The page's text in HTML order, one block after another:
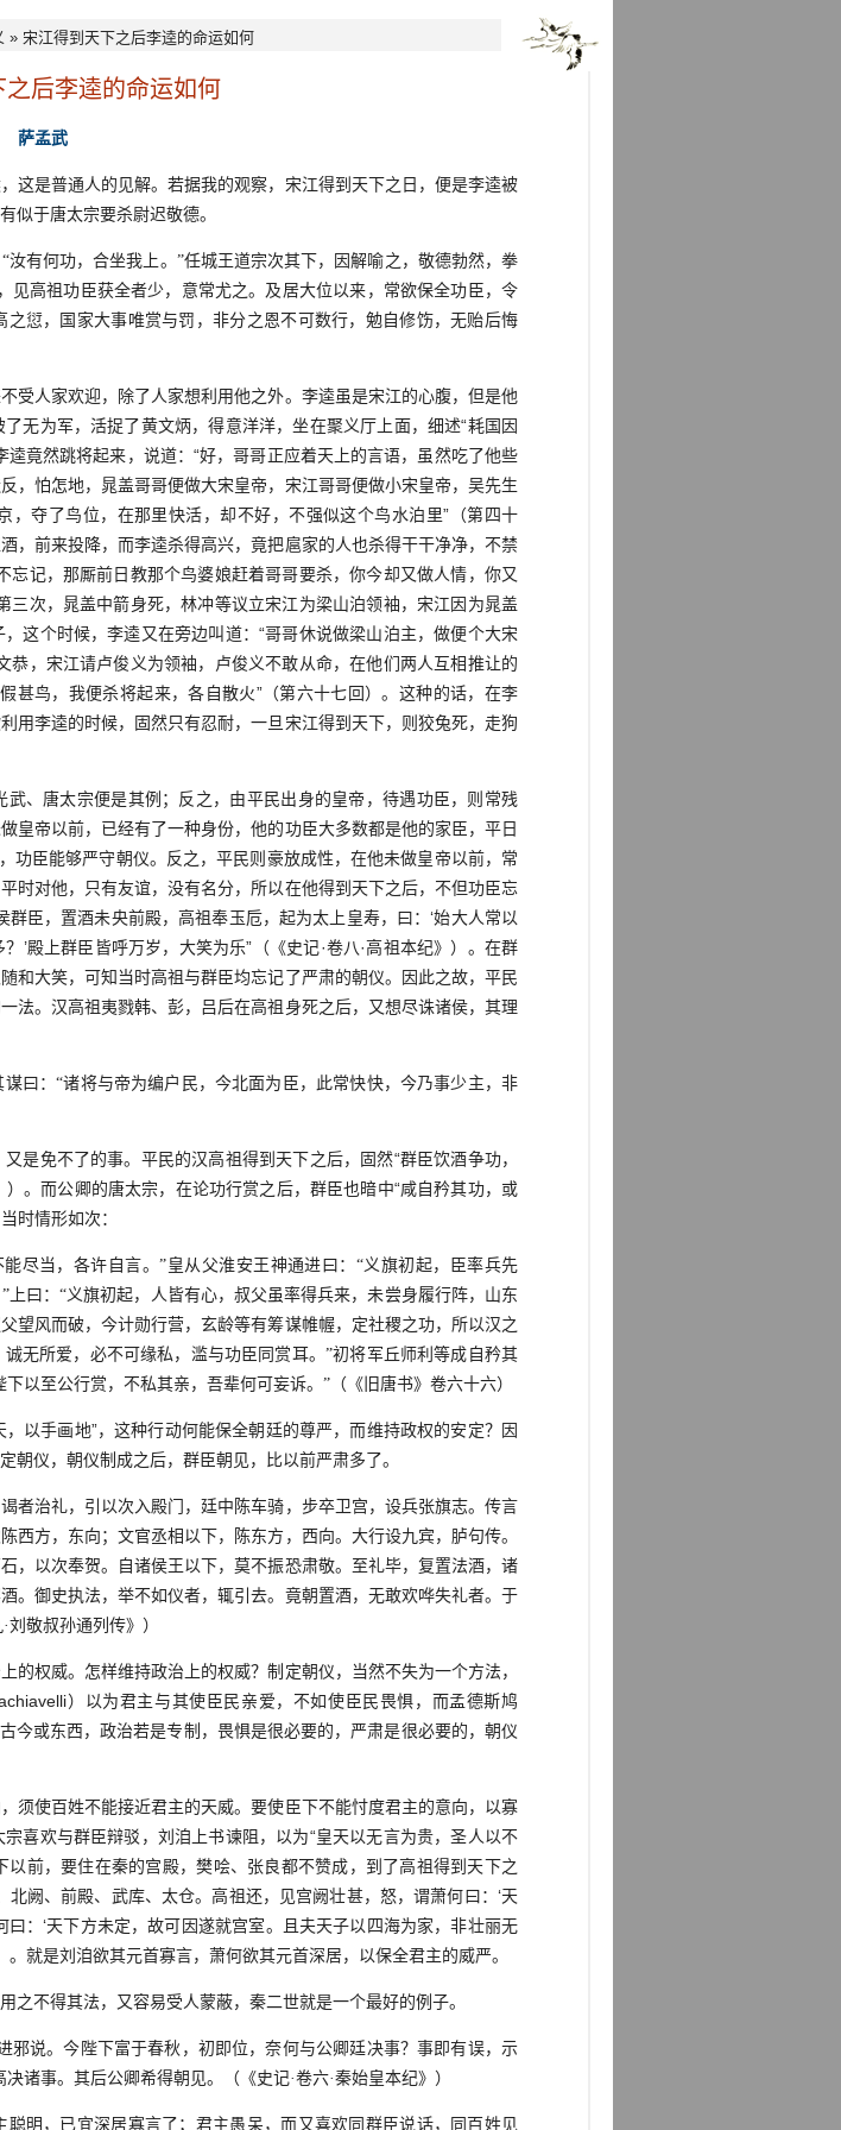
» 宋江得到天下之后李逵的命运如何
之后李逵的命运如何
萨孟武
是普通人的见解。若据我的观察，宋江得到天下之日，便是李逵被
似于唐太宗要杀尉迟敬德。
何功，合坐我上。”任城王道宗次其下，因解喻之，敬德勃然，拳
见高祖功臣获全者少，意常尤之。及居大位以来，常欲保全功臣，令
愆，国家大事唯赏与罚，非分之恩不可数行，勉自修饬，无贻后悔
人家欢迎，除了人家想利用他之外。李逵虽是宋江的心腹，但是他
无为军，活捉了黄文炳，得意洋洋，坐在聚义厅上面，细述“耗国因
竟然跳将起来，说道：“好，哥哥正应着天上的言语，虽然吃了他些
，怕怎地，晁盖哥哥便做大宋皇帝，宋江哥哥便做小宋皇帝，吴先生
夺了鸟位，在那里快活，却不好，不强似这个鸟水泊里”（第四十
，前来投降，而李逵杀得高兴，竟把扈家的人也杀得干干净净，不禁
记，那厮前日教那个鸟婆娘赶着哥哥要杀，你今却又做人情，你又
次，晁盖中箭身死，林冲等议立宋江为梁山泊领袖，宋江因为晁盖
这个时候，李逵又在旁边叫道：“哥哥休说做梁山泊主，做便个大宋
恭，宋江请卢俊义为领袖，卢俊义不敢从命，在他们两人互相推让的
甚鸟，我便杀将起来，各自散火”（第六十七回）。这种的话，在李
用李逵的时候，固然只有忍耐，一旦宋江得到天下，则狡兔死，走狗
唐太宗便是其例；反之，由平民出身的皇帝，待遇功臣，则常残
皇帝以前，已经有了一种身份，他的功臣大多数都是他的家臣，平日
功臣能够严守朝仪。反之，平民则豪放成性，在他未做皇帝以前，常
时对他，只有友谊，没有名分，所以在他得到天下之后，不但功臣忘
臣，置酒未央前殿，高祖奉玉卮，起为太上皇寿，曰：‘始大人常以
’殿上群臣皆呼万岁，大笑为乐”（《史记·卷八·高祖本纪》）。在群
和大笑，可知当时高祖与群臣均忘记了严肃的朝仪。因此之故，平民
法。汉高祖夷戮韩、彭，吕后在高祖身死之后，又想尽诛诸侯，其理
：“诸将与帝为编户民，今北面为臣，此常快快，今乃事少主，非
免不了的事。平民的汉高祖得到天下之后，固然“群臣饮酒争功，
。而公卿的唐太宗，在论功行赏之后，群臣也暗中“咸自矜其功，或
时情形如次：
当，各许自言。”皇从父淮安王神通进曰：“义旗初起，臣率兵先
曰：“义旗初起，人皆有心，叔父虽率得兵来，未尝身履行阵，山东
望风而破，今计勋行营，玄龄等有筹谋帷幄，定社稷之功，所以汉之
无所爱，必不可缘私，滥与功臣同赏耳。”初将军丘师利等成自矜其
以至公行赏，不私其亲，吾辈何可妄诉。”（《旧唐书》卷六十六）
手画地”，这种行动何能保全朝廷的尊严，而维持政权的安定？因
仪，朝仪制成之后，群臣朝见，比以前严肃多了。
治礼，引以次入殿门，廷中陈车骑，步卒卫宫，设兵张旗志。传言
西方，东向；文官丞相以下，陈东方，西向。大行设九宾，胪句传。
，以次奉贺。自诸侯王以下，莫不振恐肃敬。至礼毕，复置法酒，诸
。御史执法，举不如仪者，辄引去。竟朝置酒，无敢欢哗失礼者。于
敬叔孙通列传》）
权威。怎样维持政治上的权威？制定朝仪，当然不失为一个方法，
）以为君主与其使臣民亲爱，不如使臣民畏惧，而孟德斯鸠
今或东西，政治若是专制，畏惧是很必要的，严肃是很必要的，朝仪
使百姓不能接近君主的天威。要使臣下不能忖度君主的意向，以寡
喜欢与群臣辩驳，刘洎上书谏阻，以为“皇天以无言为贵，圣人以不
前，要住在秦的宫殿，樊哙、张良都不赞成，到了高祖得到天下之
阙、前殿、武库、太仓。高祖还，见宫阙壮甚，怒，谓萧何曰：‘天
：‘天下方未定，故可因遂就宫室。且夫天子以四海为家，非壮丽无
就是刘洎欲其元首寡言，萧何欲其元首深居，以保全君主的威严。
不得其法，又容易受人蒙蔽，秦二世就是一个最好的例子。
说。今陛下富于春秋，初即位，奈何与公卿廷决事？事即有误，示
诸事。其后公卿希得朝见。（《史记·卷六·秦始皇本纪》）
，已宜深居寡言了；君主愚呆，而又喜欢同群臣说话，同百姓见